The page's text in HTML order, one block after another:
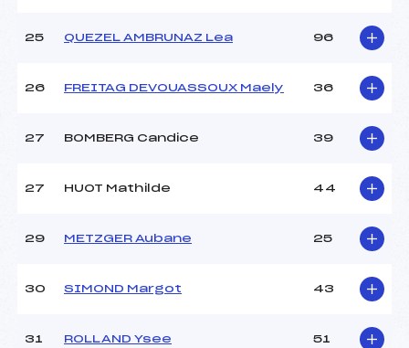
25 QUEZEL AMBRUNAZ Lea 96
26 FREITAG DEVOUASSOUX Maely 36
27 BOMBERG Candice 39
27 HUOT Mathilde 44
29 METZGER Aubane 25
30 SIMOND Margot 43
31 ROLLAND Ysee 51